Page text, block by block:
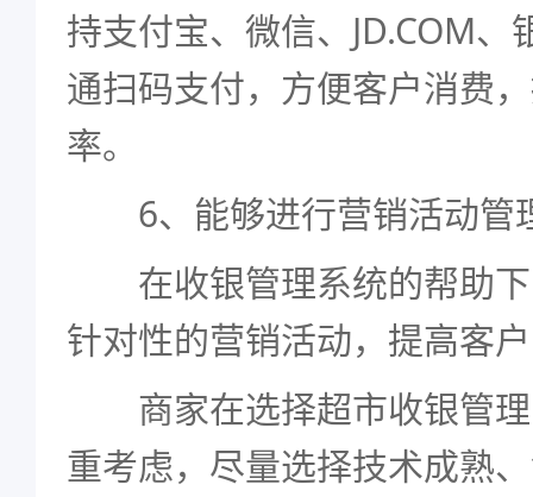
持支付宝、微信、JD.COM、
通扫码支付，方便客户消费
率。
6、能够进行营销活动管
在收银管理系统的帮助下
针对性的营销活动，提高客
商家在选择超市收银管理
重考虑，尽量选择技术成熟